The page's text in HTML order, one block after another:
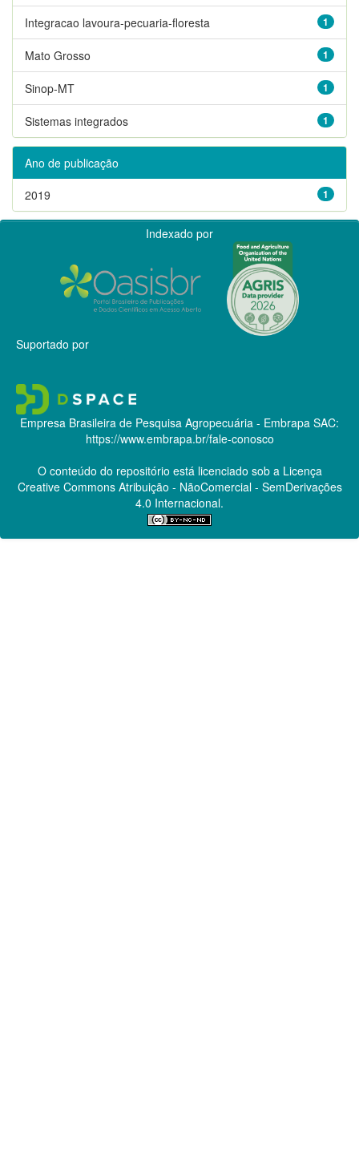
1
Integracao lavoura-pecuaria-floresta
1
Mato Grosso
1
Sinop-MT
1
Sistemas integrados
Ano de publicação
1
2019
Indexado por
Suportado por
Empresa Brasileira de Pesquisa Agropecuária - Embrapa SAC:
https://www.embrapa.br/fale-conosco
O conteúdo do repositório está licenciado sob a Licença
Creative CommonsAtribuição - NãoComercial - SemDerivações
4.0 Internacional.